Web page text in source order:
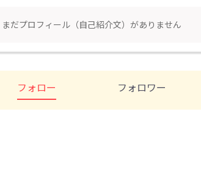
まだプロフィール（自己紹介文）がありません
フォロー フォロワー